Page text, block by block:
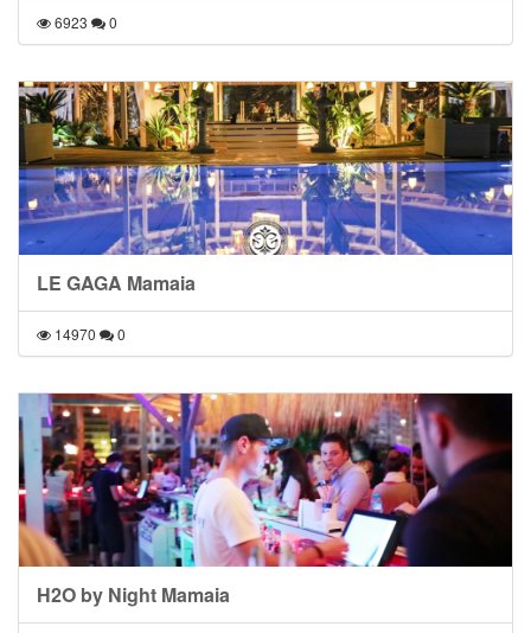
6923 0
LE GAGA Mamaia
14970 0
H2O by Night Mamaia